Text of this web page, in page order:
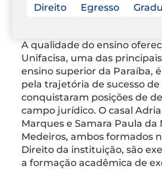
Direito Egresso
A qualidade do ensino
Unifacisa, uma das
ensino superior da Paraíba,
pela trajetória de sucesso de
conquistaram posições de
campo jurídico. O casal
Marques e Samara Paula da
Medeiros, ambos formados
Direito da instituição, são
a formação acadêmica de